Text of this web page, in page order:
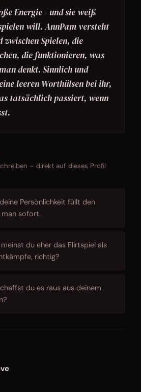
Energie - und sie weiß
will. AnnPam versteht
zwischen Spielen, die
die funktionieren, was
denkt. Sinnlich und
leeren Worthülsen bei ihr,
tatsächlich passiert, wenn
– direkt auf dieses Profil
Persönlichkeit füllt den
sofort.
du eher das Flirtspiel als
richtig?
du es raus aus deinem